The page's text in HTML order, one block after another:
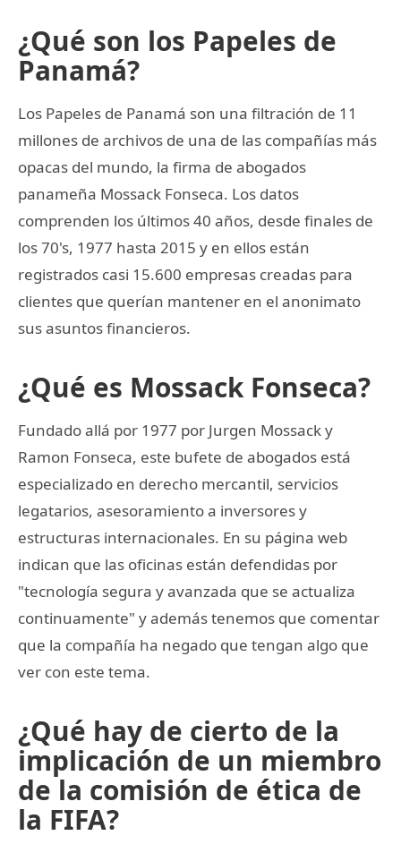
¿Qué son los Papeles de
Panamá?
Los Papeles de Panamá son una filtración de 11
millones de archivos de una de las compañías más
opacas del mundo, la firma de abogados
panameña Mossack Fonseca. Los datos
comprenden los últimos 40 años, desde finales de
los 70's, 1977 hasta 2015 y en ellos están
registrados casi 15.600 empresas creadas para
clientes que querían mantener en el anonimato
sus asuntos financieros.
¿Qué es Mossack Fonseca?
Fundado allá por 1977 por Jurgen Mossack y
Ramon Fonseca, este bufete de abogados está
especializado en derecho mercantil, servicios
legatarios, asesoramiento a inversores y
estructuras internacionales. En su página web
indican que las oficinas están defendidas por
"tecnología segura y avanzada que se actualiza
continuamente" y además tenemos que comentar
que la compañía ha negado que tengan algo que
ver con este tema.
¿Qué hay de cierto de la
implicación de un miembro
de la comisión de ética de
la FIFA?